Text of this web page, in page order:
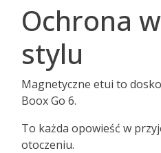
Ochrona
stylu
Magnetyczne etui to
Boox Go 6.
To każda opowieść w
otoczeniu.